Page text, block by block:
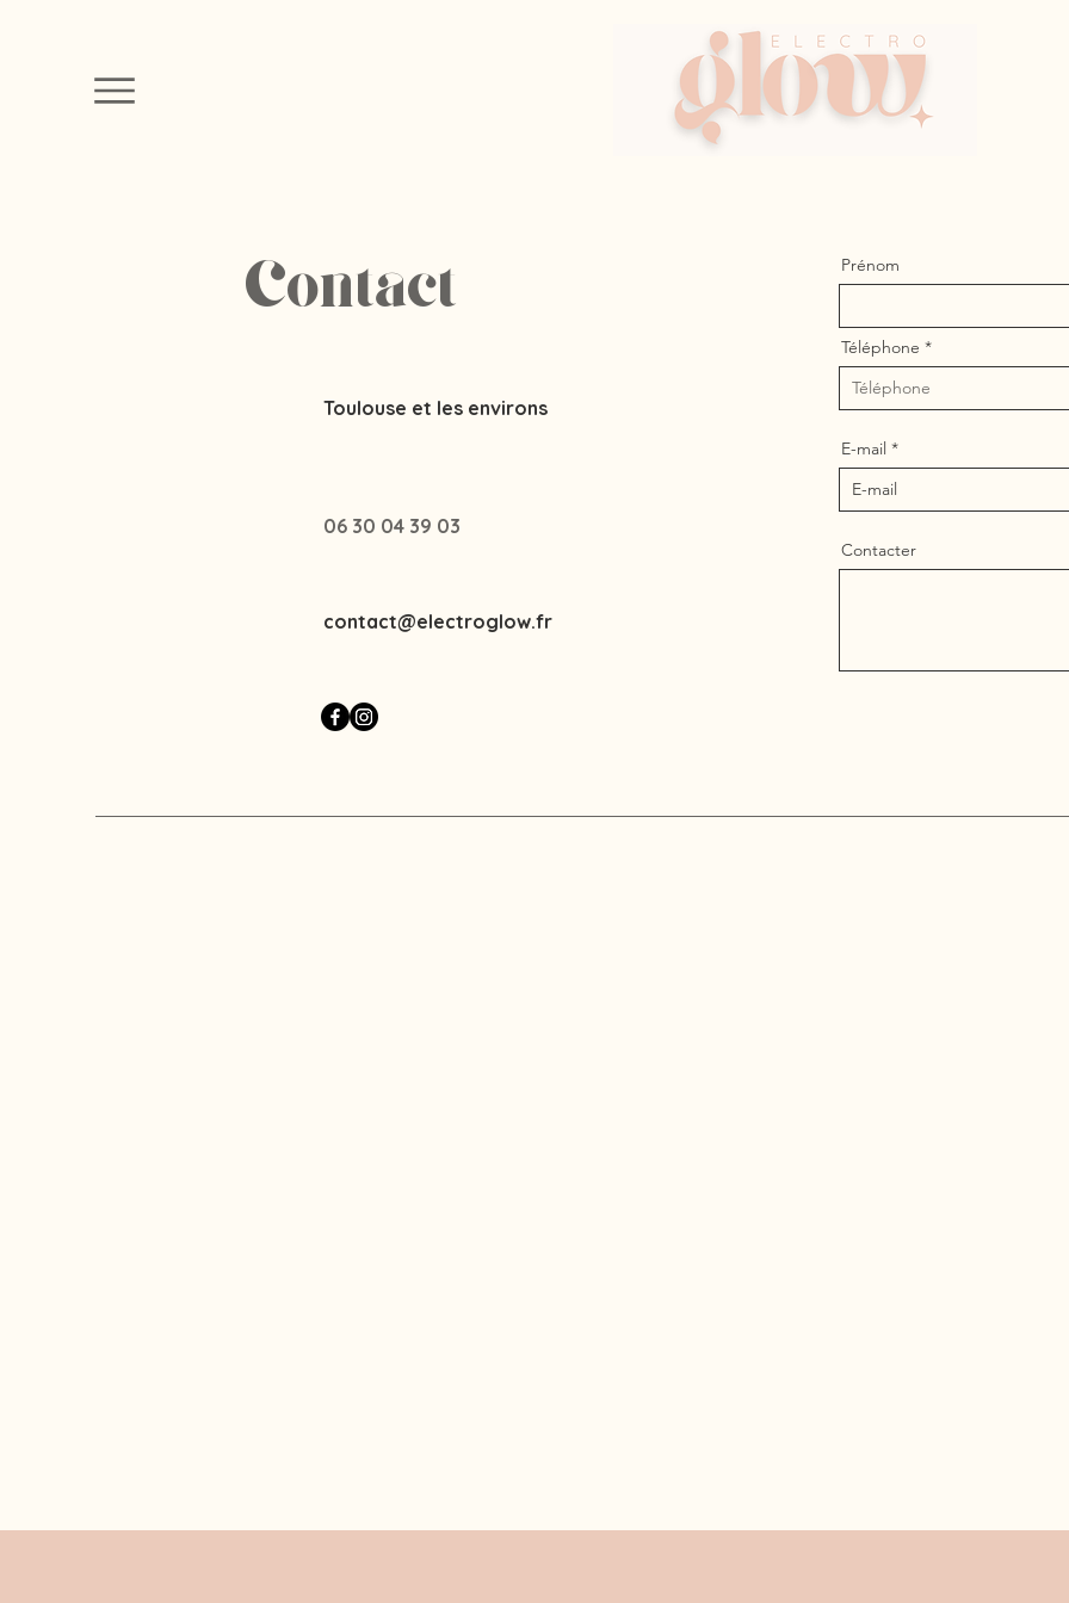
Contact
Toulouse et les environs
06 30 04 39 03
contact@electroglow.fr
Prénom
Téléphone
E-mail
Contacter